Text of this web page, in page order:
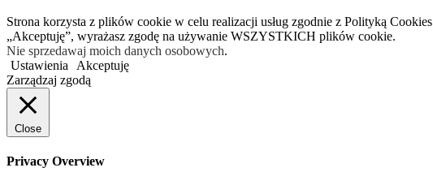
Strona korzysta z plików cookie w celu realizacji usług zgodnie z Polityką Cookies
„Akceptuję”, wyrażasz zgodę na używanie WSZYSTKICH plików cookie.
Nie sprzedawaj moich danych osobowych.
Ustawienia
Akceptuję
Zarządzaj zgodą
Close
Privacy Overview